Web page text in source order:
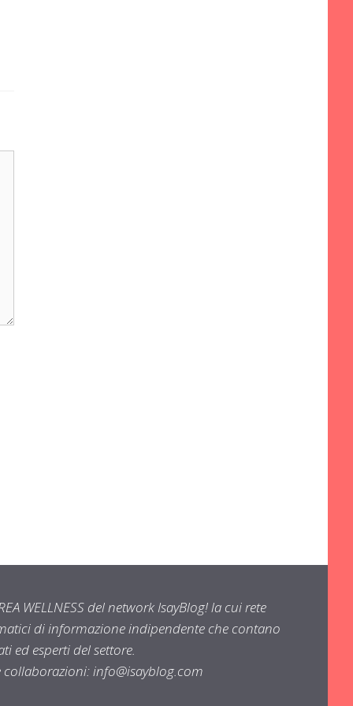
WELLNESS del network IsayBlog! la cui rete
di informazione indipendente che contano
ed esperti del settore.
collaborazioni:info@isayblog.com